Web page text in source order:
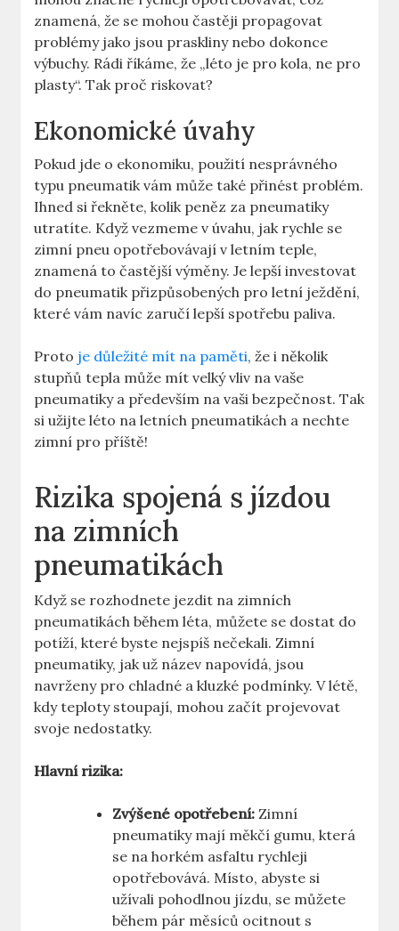
znamená, že se mohou častěji propagovat
problémy jako jsou praskliny nebo dokonce
výbuchy. Rádi říkáme, že „léto je pro kola, ne pro
plasty“. Tak proč riskovat?
Ekonomické úvahy
Pokud jde o ekonomiku, použití nesprávného
typu pneumatik vám může také přinést problém.
Ihned si řekněte, kolik peněz za pneumatiky
utratíte. Když vezmeme v úvahu, jak rychle se
zimní pneu opotřebovávají v letním teple,
znamená to častější výměny. Je lepší investovat
do pneumatik přizpůsobených pro letní ježdění,
které vám navíc zaručí lepší spotřebu paliva.
Proto je důležité mít na paměti, že i několik
stupňů tepla může mít velký vliv na vaše
pneumatiky a především na vaši bezpečnost. Tak
si užijte léto na letních pneumatikách a nechte
zimní pro příště!
Rizika spojená s jízdou
na zimních
pneumatikách
Když se rozhodnete jezdit na zimních
pneumatikách během léta, můžete se dostat do
potíží, které byste nejspíš nečekali. Zimní
pneumatiky, jak už název napovídá, jsou
navrženy pro chladné a kluzké podmínky. V létě,
kdy teploty stoupají, mohou začít projevovat
svoje nedostatky.
Hlavní rizika:
Zvýšené opotřebení: Zimní
pneumatiky mají měkčí gumu, která
se na horkém asfaltu rychleji
opotřebovává. Místo, abyste si
užívali pohodlnou jízdu, se můžete
během pár měsíců ocitnout s